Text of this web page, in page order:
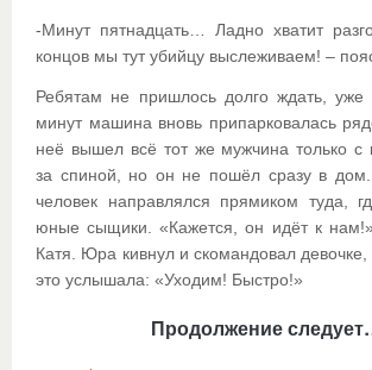
-Минут пятнадцать… Ладно хватит
концов мы тут убийцу выслеживаем! –
Ребятам не пришлось долго ждать, уже
минут машина вновь припарковалась
неё вышел всё тот же мужчина только с
за спиной, но он не пошёл сразу в дом.
человек направлялся прямиком туда,
юные сыщики. «Кажется, он идёт к
Катя. Юра кивнул и скомандовал девочке,
это услышала: «Уходим! Быстро!»
Продолжение